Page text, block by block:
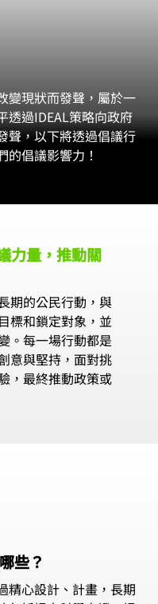
變現狀而發聲，屬於一
透過IDEAL策略向政府
聲，以下將透過倡議行
倡議影響力！
力量，推動關
期的公民行動，與
標和鎖定對象，並
。每一場行動都是
意與堅持，面對挑
，最終推動政策或
些？
精心設計、計畫，長期